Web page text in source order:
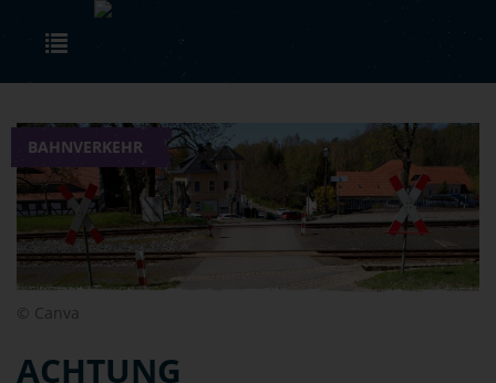
Skip to main content
BAHNVERKEHR
© Canva
ACHTUNG